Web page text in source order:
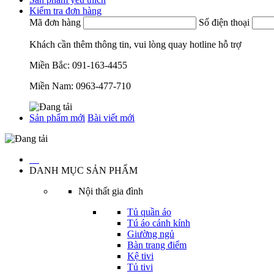
Kiểm tra đơn hàng
Mã đơn hàng
Số điện thoại
Khách cần thêm thông tin, vui lòng quay hotline hỗ trợ
Miền Bắc: 091-163-4455
Miền Nam: 0963-477-710
Sản phẩm mới Bài viết mới
DANH MỤC SẢN PHẨM
Nội thất gia đình
Tủ quần áo
Tú áo cánh kính
Giường ngủ
Bàn trang điểm
Kệ tivi
Tủ tivi